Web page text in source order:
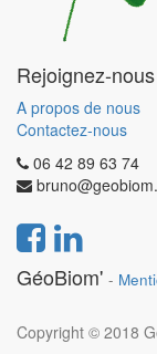
Rejoignez-nous
A propos de nous
Contactez-nous
06 42 89 63 74
GéoBiom' -
Copyright © 2018